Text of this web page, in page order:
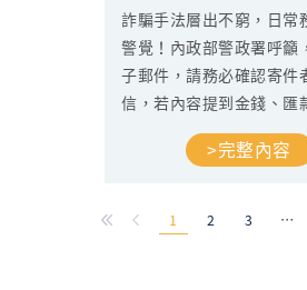
騙
詐騙手法層出不窮，日常
警覺！內政部警政署呼籲
子郵件，請務必確認寄件
信，若內容提到金錢、匯
請以電話或其他通訊管道
者確認內容無誤；收到可
>完整內容
1 2 3 …